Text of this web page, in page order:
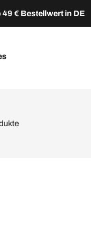
€ Bestellwert in DE